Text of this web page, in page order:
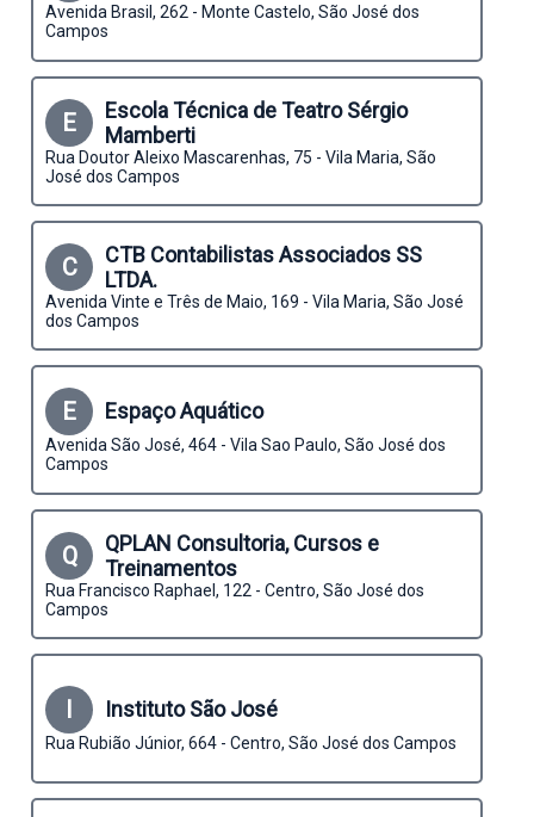
Avenida Brasil, 262 - Monte Castelo, São José dos
Campos
E
Escola Técnica de Teatro Sérgio
Mamberti
Rua Doutor Aleixo Mascarenhas, 75 - Vila Maria, São
José dos Campos
C
CTB Contabilistas Associados SS
LTDA.
Avenida Vinte e Três de Maio, 169 - Vila Maria, São José
dos Campos
E Espaço Aquático
Avenida São José, 464 - Vila Sao Paulo, São José dos
Campos
Q
QPLAN Consultoria, Cursos e
Treinamentos
Rua Francisco Raphael, 122 - Centro, São José dos
Campos
I Instituto São José
Rua Rubião Júnior, 664 - Centro, São José dos Campos